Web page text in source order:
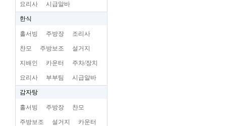
요리사 시급알바
한식
홀서빙 주방장 조리사
찬모 주방보조 설거지
지배인 카운터 주차/장치
요리사 부부팀 시급알바
감자탕
홀서빙 주방장 찬모
주방보조 설거지 카운터